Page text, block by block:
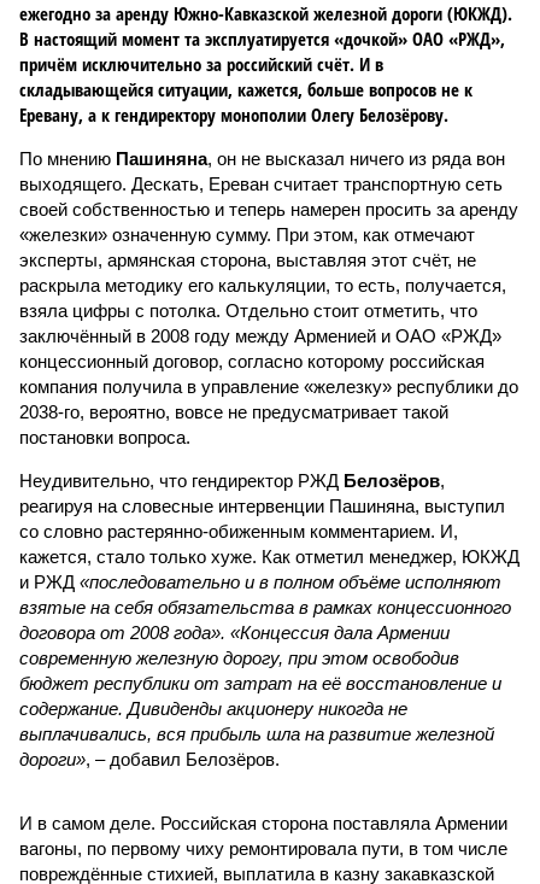
ежегодно за аренду Южно-Кавказской железной дороги (ЮКЖД).
В настоящий момент та эксплуатируется «дочкой» ОАО «РЖД»,
причём исключительно за российский счёт. И в
складывающейся ситуации, кажется, больше вопросов не к
Еревану, а к гендиректору монополии Олегу Белозёрову.
По мнению Пашиняна, он не высказал ничего из ряда вон
выходящего. Дескать, Ереван считает транспортную сеть
своей собственностью и теперь намерен просить за аренду
«железки» означенную сумму. При этом, как отмечают
эксперты, армянская сторона, выставляя этот счёт, не
раскрыла методику его калькуляции, то есть, получается,
взяла цифры с потолка. Отдельно стоит отметить, что
заключённый в 2008 году между Арменией и ОАО «РЖД»
концессионный договор, согласно которому российская
компания получила в управление «железку» республики до
2038-го, вероятно, вовсе не предусматривает такой
постановки вопроса.
Неудивительно, что гендиректор РЖД Белозёров,
реагируя на словесные интервенции Пашиняна, выступил
со словно растерянно-обиженным комментарием. И,
кажется, стало только хуже. Как отметил менеджер, ЮКЖД
и РЖД «последовательно и в полном объёме исполняют
взятые на себя обязательства в рамках концессионного
договора от 2008 года». «Концессия дала Армении
современную железную дорогу, при этом освободив
бюджет республики от затрат на её восстановление и
содержание. Дивиденды акционеру никогда не
выплачивались, вся прибыль шла на развитие железной
дороги», – добавил Белозёров.
И в самом деле. Российская сторона поставляла Армении
вагоны, по первому чиху ремонтировала пути, в том числе
повреждённые стихией, выплатила в казну закавказской